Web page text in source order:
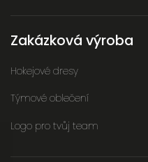
Zakázková výroba
Hokejové dresy
Týmové oblečení
Logo pro tvůj team